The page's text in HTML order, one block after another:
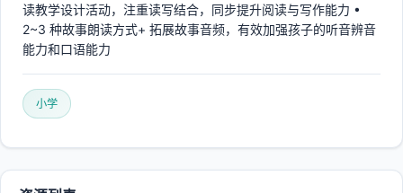
读教学设计活动，注重读写结合，同步提升阅读与写作能力 •
2~3 种故事朗读方式+ 拓展故事音频，有效加强孩子的听音辨音
能力和口语能力
小学